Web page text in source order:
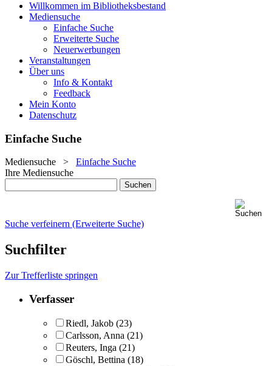
Willkommen im Bibliotheksbestand
Mediensuche
Einfache Suche
Erweiterte Suche
Neuerwerbungen
Veranstaltungen
Über uns
Info & Kontakt
Feedback
Mein Konto
Datenschutz
Einfache Suche
Mediensuche > Einfache Suche
Ihre Mediensuche
Suche verfeinern (Erweiterte Suche)
Suchfilter
Zur Trefferliste springen
Verfasser
Riedl, Jakob (23)
Carlsson, Anna (21)
Reuters, Inga (21)
Göschl, Bettina (18)